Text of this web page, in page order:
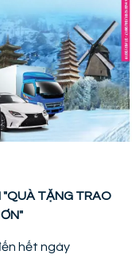
"QUÀ TẶNG TRAO
hết ngày